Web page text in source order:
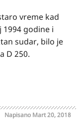
vreme kad
1994 godine i
sudar, bilo je
D 250.
Napisano Mart 20, 2018